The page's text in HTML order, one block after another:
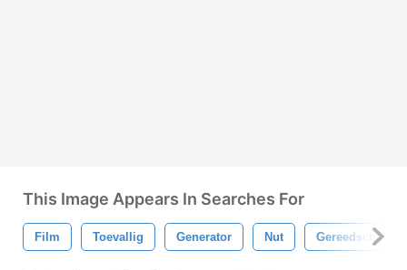
This Image Appears In Searches For
Film Toevallig Generator Nut Gereedschap